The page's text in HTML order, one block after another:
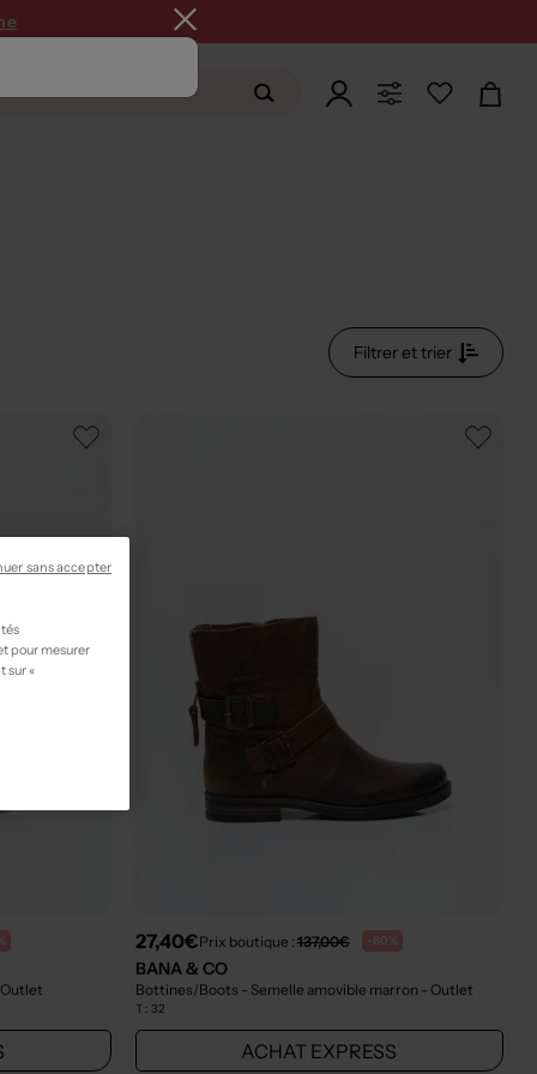
Filtrer et trier
27,40€Prix boutique : 137,00€ -80%
BANA & CO
Bottines/Boots - Semelle amovible marron - Outlet
T : 32
ACHAT EXPRESS
pour mesurer
sur «
sans accepter